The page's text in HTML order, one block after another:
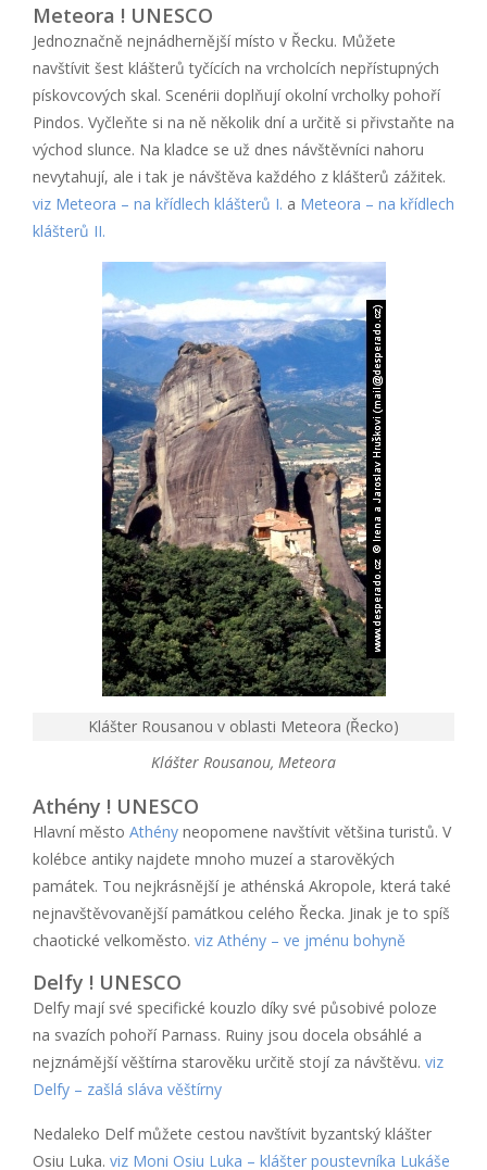
Meteora ! UNESCO
Jednoznačně nejnádhernější místo v Řecku. Můžete
navštívit šest klášterů tyčících na vrcholcích nepřístupných
pískovcových skal. Scenérii doplňují okolní vrcholky pohoří
Pindos. Vyčleňte si na ně několik dní a určitě si přivstaňte na
východ slunce. Na kladce se už dnes návštěvníci nahoru
nevytahují, ale i tak je návštěva každého z klášterů zážitek.
viz Meteora – na křídlech klášterů I. a Meteora – na křídlech
klášterů II.
Klášter Rousanou v oblasti Meteora (Řecko)
Klášter Rousanou, Meteora
Athény ! UNESCO
Hlavní město Athény neopomene navštívit většina turistů. V
kolébce antiky najdete mnoho muzeí a starověkých
památek. Tou nejkrásnější je athénská Akropole, která také
nejnavštěvovanější památkou celého Řecka. Jinak je to spíš
chaotické velkoměsto. viz Athény – ve jménu bohyně
Delfy ! UNESCO
Delfy mají své specifické kouzlo díky své působivé poloze
na svazích pohoří Parnass. Ruiny jsou docela obsáhlé a
nejznámější věštírna starověku určitě stojí za návštěvu. viz
Delfy – zašlá sláva věštírny
Nedaleko Delf můžete cestou navštívit byzantský klášter
Osiu Luka. viz Moni Osiu Luka – klášter poustevníka Lukáše